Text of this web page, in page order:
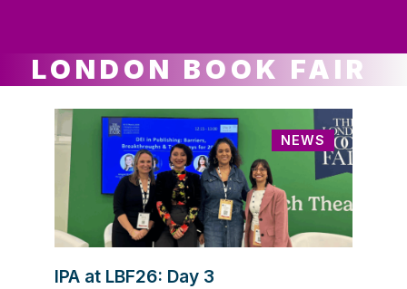
LONDON BOOK FAIR
NEWS
IPA at LBF26: Day 3